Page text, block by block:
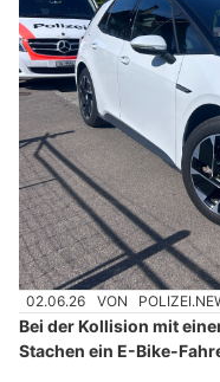
02.06.26 VON
Bei der Kollision mit
Stachen ein E-Bike-